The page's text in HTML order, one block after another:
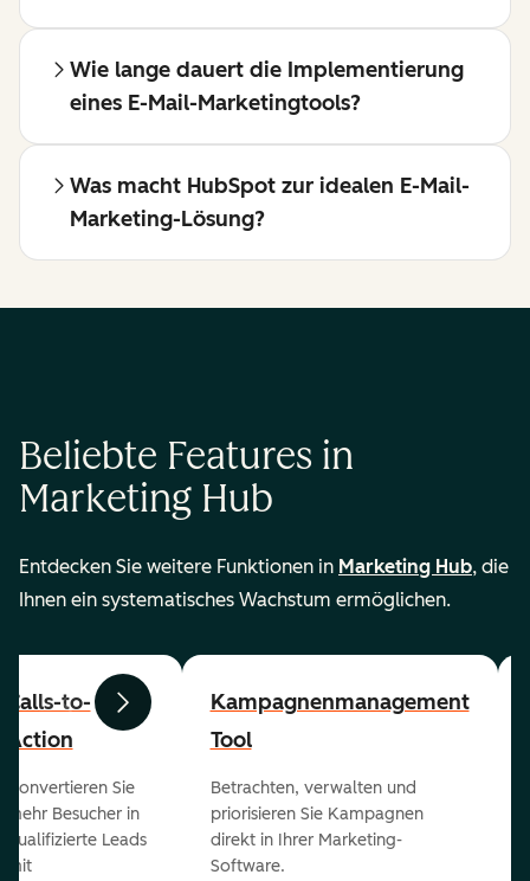
Wie lange dauert die Implementierung
eines E-Mail-Marketingtools?
Was macht HubSpot zur idealen E-Mail-
Marketing-Lösung?
Beliebte Features in
Marketing Hub
Entdecken Sie weitere Funktionen in Marketing Hub, die
Ihnen ein systematisches Wachstum ermöglichen.
ZurückWeiter
Calls-to-
Action
Konvertieren Sie
mehr Besucher in
qualifizierte Leads
mit
Kampagnenmanagement
Tool
Betrachten, verwalten und
priorisieren Sie Kampagnen
direkt in Ihrer Marketing-
Software.